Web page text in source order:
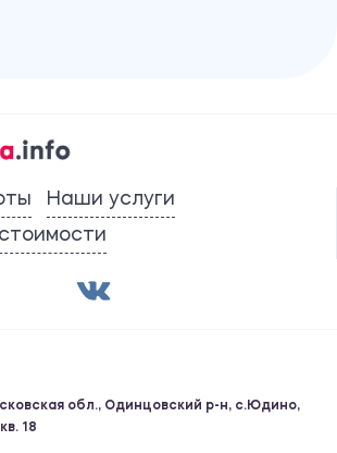
Наши услуги
обл., Одинцовский р-н, с.Юдино,
18